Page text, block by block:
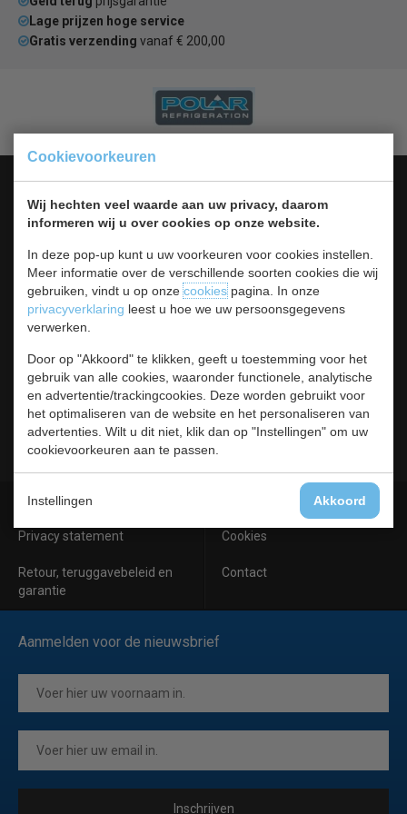
Cookievoorkeuren
Wij hechten veel waarde aan uw privacy, daarom
informeren wij u over cookies op onze website.
In deze pop-up kunt u uw voorkeuren voor cookies instellen.
Meer informatie over de verschillende soorten cookies die wij
gebruiken, vindt u op onzecookiespagina. In onze
privacyverklaring leest u hoe we uw persoonsgegevens
verwerken.
Door op "Akkoord" te klikken, geeft u toestemming voor het
gebruik van alle cookies, waaronder functionele, analytische
en advertentie/trackingcookies. Deze worden gebruikt voor
het optimaliseren van de website en het personaliseren van
advertenties. Wilt u dit niet, klik dan op "Instellingen" om uw
cookievoorkeuren aan te passen.
Instellingen Akkoord
Lage prijzen hoge service
Gratis verzending vanaf € 200,00
Categorieën
Koelen &
Koken & Bakken
Koksbenodigdheden
Warmhouden
Bar & Koffie
Buffet & tafel
Kleding
Hygiene
Horeca
Meubilair
RVS
Algemene voorwaarden Leveringsvoorwaarden
Privacy statement Cookies
Retour, teruggavebeleid en
garantie
Contact
Aanmelden voor de nieuwsbrief
Inschrijven